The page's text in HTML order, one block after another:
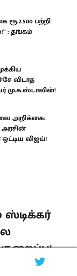
பற்றி
: தங்கம்
விடாத
மு.க.ஸ்டாலின்!
அறிக்கை:
அரசின்
ஒட்டிய விஜய்!